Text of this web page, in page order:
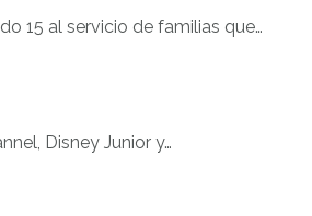
15 al servicio de familias que…
Disney Junior y…